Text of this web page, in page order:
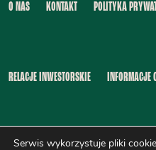
O NAS KONTAKT POLITYKA
RELACJE INWESTORSKIE INFORMACJE
Serwis wykorzystuje pliki